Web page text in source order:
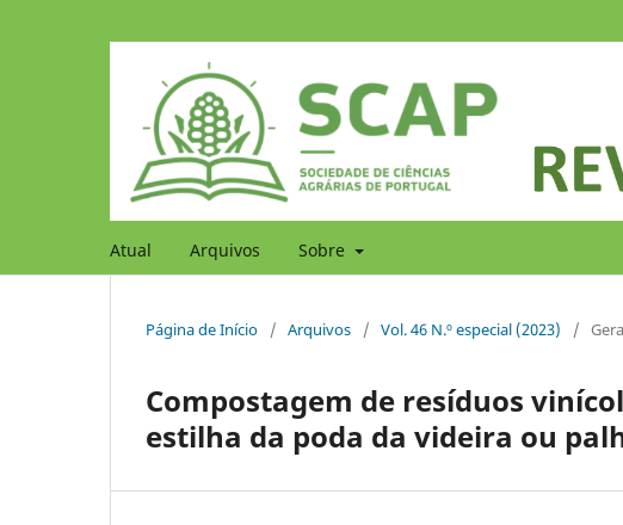
Atual Arquivos Sobre
Página de Início / Arquivos / Vol. 46 N.º especial (2023) /
Compostagem de resíduos
estilha da poda da videira ou